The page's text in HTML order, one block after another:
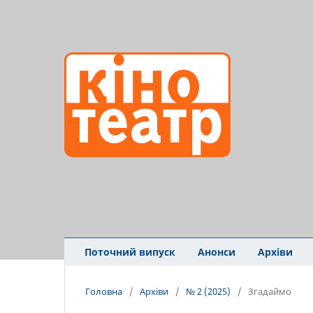
Поточний випуск Анонси Архіви
Головна / Архіви / № 2 (2025) / Згадаймо